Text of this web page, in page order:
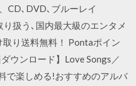
CD､DVD､ブルーレイ
り扱う､国内最大級のエンタメ
り送料無料！ Pontaポイン
ウンロード】Love Songs／
で楽しめる!おすすめのアルバ